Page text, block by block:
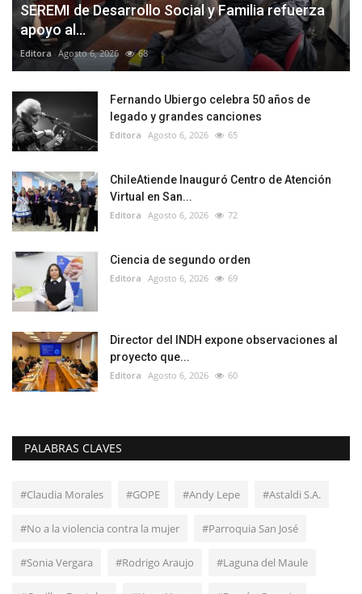
SEREMI de Desarrollo Social y Familia refuerza
apoyo al...
Editora Agosto 6, 2026 68
Fernando Ubiergo celebra 50 años de
legado y grandes canciones
Editora Agosto 6, 2026 65
ChileAtiende Inauguró Centro de Atención
Virtual en San...
Editora Agosto 6, 2026 72
Ciencia de segundo orden
Editora Agosto 6, 2026 69
Director del INDH expone observaciones al
proyecto que...
Editora Agosto 6, 2026 60
PALABRAS CLAVES
#Claudia Morales #GOPE #Andy Lepe #Astaldi S.A.
#No a la violencia contra la mujer #Parroquia San José
#Sonia Vergara #Rodrigo Araujo #Laguna del Maule